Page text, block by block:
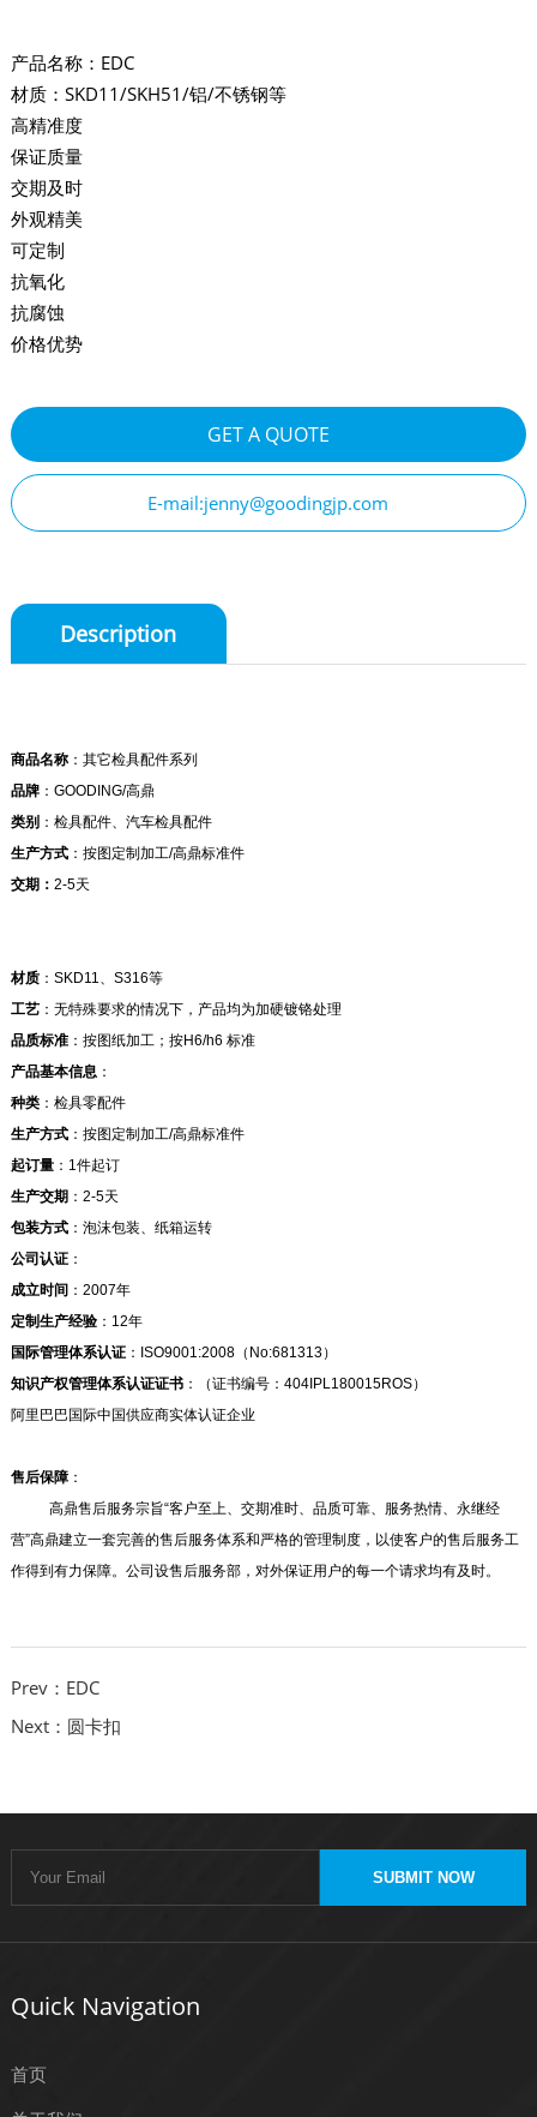
产品名称：EDC
材质：SKD11/SKH51/铝/不锈钢等
高精准度
保证质量
交期及时
外观精美
可定制
抗氧化
抗腐蚀
价格优势
GET A QUOTE
E-mail:jenny@goodingjp.com
Description
商品名称：其它检具配件系列
品牌：GOODING/高鼎
类别 ：检具配件、汽车检具配件
生产方式：按图定制加工/高鼎标准件
交期： 2-5天
材质：SKD11、S316等
工艺：无特殊要求的情况下，产品均为加硬镀铬处理
品质标准：按图纸加工；按H6/h6 标准
产品基本信息：
种类：检具零配件
生产方式：按图定制加工/高鼎标准件
起订量：1件起订
生产交期 ：2-5天
包装方式：泡沫包装、纸箱运转
公司认证：
成立时间 ：2007年
定制生产经验：12年
国际管理体系认证：ISO9001:2008（No:681313）
知识产权管理体系认证证书：（证书编号：404IPL180015ROS）
阿里巴巴国际中国供应商实体认证企业
售后保障：
高鼎售后服务宗旨“客户至上、交期准时、品质可靠、服务热情、永继经
营”高鼎建立一套完善的售后服务体系和严格的管理制度，以使客户的售后服务工
作得到有力保障。公司设售后服务部，对外保证用户的每一个请求均有及时。
Prev：EDC
Next：圆卡扣
SUBMIT NOW
Quick Navigation
首页